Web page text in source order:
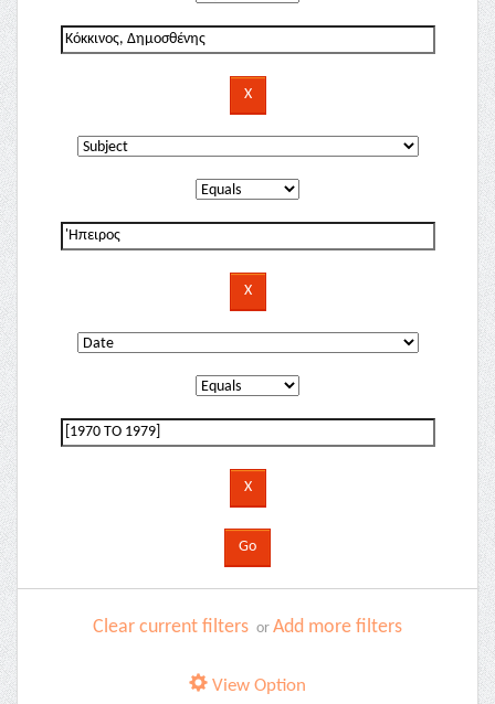
Clear current filters or Add more filters
View Option